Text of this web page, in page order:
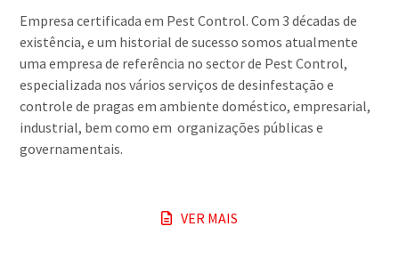
Empresa certificada em Pest Control. Com 3 décadas de
existência, e um historial de sucesso somos atualmente
uma empresa de referência no sector de Pest Control,
especializada nos vários serviços de desinfestação e
controle de pragas em ambiente doméstico, empresarial,
industrial, bem como em organizações públicas e
governamentais.
VER MAIS